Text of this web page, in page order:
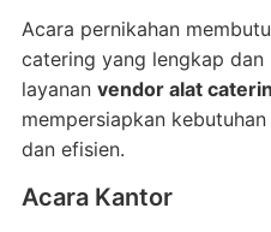
Acara pernikahan
catering yang lengkap dan
layanan vendor alat
mempersiapkan
dan efisien.
Acara Kantor